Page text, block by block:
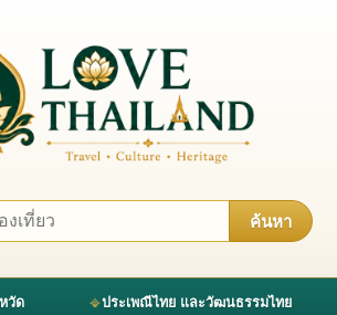
ค้นหา
วัด ประเพณีไทย และวัฒนธรรมไทย